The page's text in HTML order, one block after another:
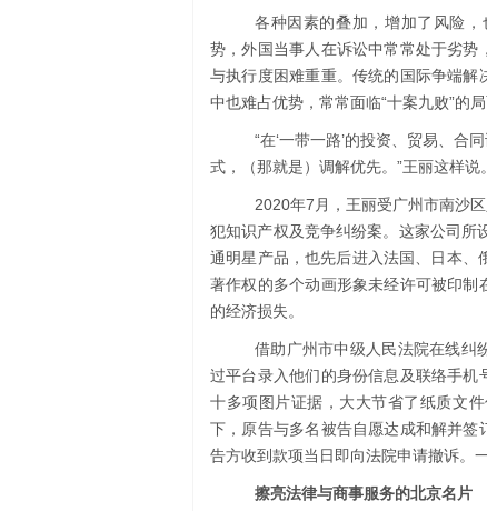
各种因素的叠加，增加了风险
势，外国当事人在诉讼中常常处于劣
与执行度困难重重。传统的国际争端
中也难占优势，常常面临“十案九败”的
“在‘一带一路’的投资、贸易、合
式，（那就是）调解优先。”王丽这样说。
2020年7月，王丽受广州市南沙
犯知识产权及竞争纠纷案。这家公司所
通明星产品，也先后进入法国、日本
著作权的多个动画形象未经许可被印
的经济损失。
借助广州市中级人民法院在线纠
过平台录入他们的身份信息及联络手
十多项图片证据，大大节省了纸质文
下，原告与多名被告自愿达成和解并
告方收到款项当日即向法院申请撤诉。
擦亮法律与商事服务的北京名片